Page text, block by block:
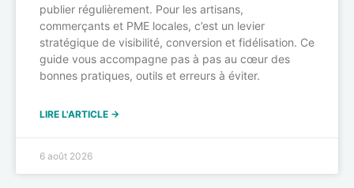
publier régulièrement. Pour les artisans,
commerçants et PME locales, c’est un levier
stratégique de visibilité, conversion et fidélisation. Ce
guide vous accompagne pas à pas au cœur des
bonnes pratiques, outils et erreurs à éviter.
LIRE L'ARTICLE →
6 août 2026